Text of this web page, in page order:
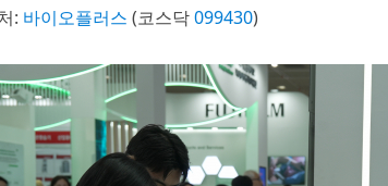
: 바이오플러스 (코스닥099430)